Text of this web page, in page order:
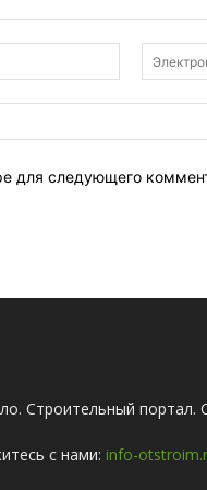
Имя:*
для следующего
Строительный портал.
с нами: info-